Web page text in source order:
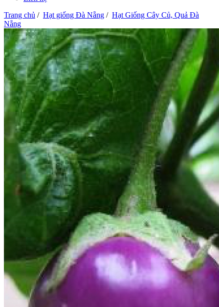
Trang chủ / Hạt giống Đà Nẵng / Hạt Giống Cây Củ, Quả Đà
Nẵng